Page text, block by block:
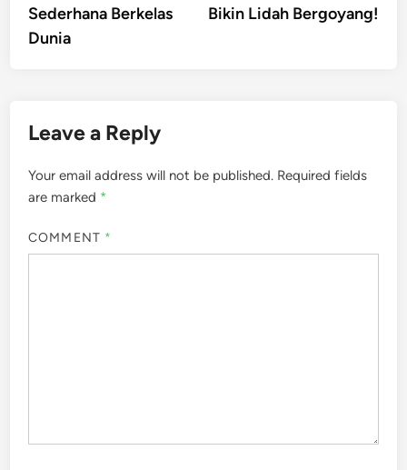
Sederhana Berkelas
Dunia
Bikin Lidah Bergoyang!
Leave a Reply
Your email address will not be published. Required fields
are marked *
COMMENT *